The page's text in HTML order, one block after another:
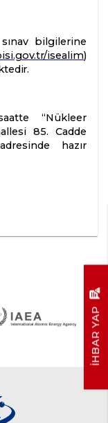
bilgilerine
isealim)
“Nükleer
85. Cadde
hazır
İHBAR YAP